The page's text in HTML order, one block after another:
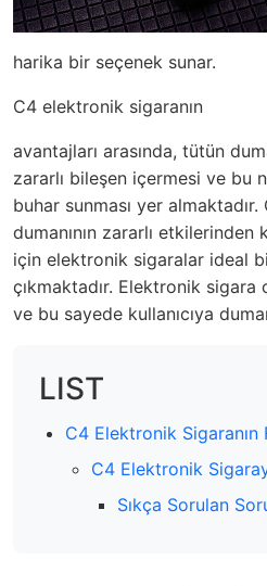
harika bir seçenek sunar.
C4 elektronik sigaranın
avantajları arasında, tütün
zararlı bileşen içermesi ve bu
buhar sunması yer
dumanının zararlı
için elektronik sigaralar ideal
çıkmaktadır. Elektronik sigara
ve bu sayede kullanıcıya
LIST
C4 Elektronik Sigaranın
C4 Elektronik
Sıkça Sorulan